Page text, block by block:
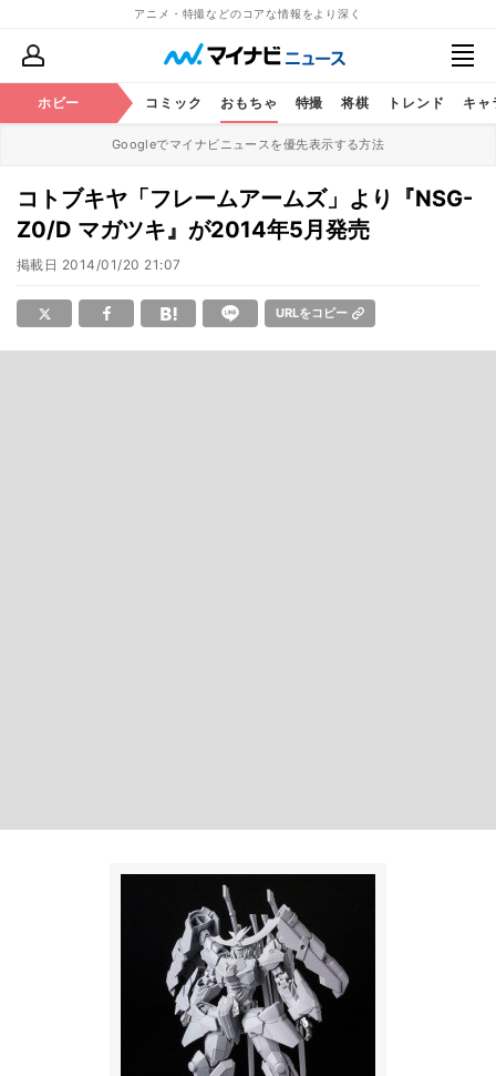
アニメ・特撮などのコアな情報をより深く
ホビー
アニメ コミック おもちゃ 特撮 将棋 トレンド キャ
Googleでマイナビニュースを優先表示する方法
コトブキヤ「フレームアームズ」より『NSG-
Z0/D マガツキ』が2014年5月発売
掲載日 2014/01/20 21:07
URLをコピー